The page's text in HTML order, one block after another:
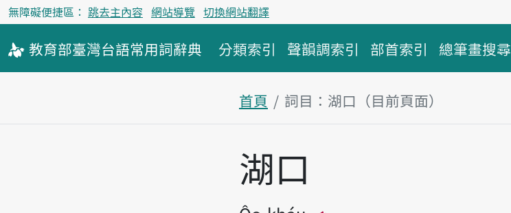
無障礙便捷區： 跳去主內容 網站導覽 切換網站翻譯
教育部臺灣台語常用詞辭典 分類索引 聲韻調索引 部首索引 總筆畫搜尋
首頁 詞目：湖口（目前頁面）
主內容區塊
湖口